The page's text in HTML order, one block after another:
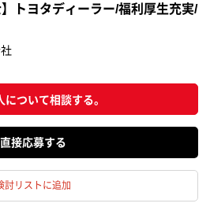
】トヨタディーラー/福利厚生充実/
について相談する。
応募する
討リストに追加